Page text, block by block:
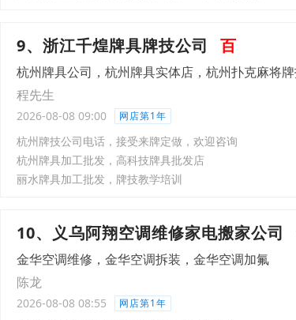
9、浙江千煌牌具牌技公司 百
杭州牌具公司，杭州牌具实体店，杭州扑克麻将
程先生
2026-08-08 09:00 网店第1年
‌杭州牌技公司电话，接受来牌定做，欢迎咨询
‌杭州牌具加工批发，高科技牌具批发店
丽水‌牌具加工批发，牌技教学培训
10、义乌阿翔空调维修家电搬家公司
金华空调维修，金华空调拆装，金华空调加氟
陈龙
2026-08-08 08:55 网店第1年